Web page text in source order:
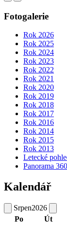
Fotogalerie
Rok 2026
Rok 2025
Rok 2024
Rok 2023
Rok 2022
Rok 2021
Rok 2020
Rok 2019
Rok 2018
Rok 2017
Rok 2016
Rok 2014
Rok 2015
Rok 2013
Letecké
Panorama
Kalendář
Srpen2026
Po
Út